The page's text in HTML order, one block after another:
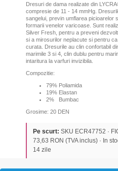
Dresuri de dama realizate din
compresie de 11 - 14 mmHg.
sangelui, previn umflarea picioarelor
formarii venelor varicoase. Sunt
Silver Fresh, pentru a preveni
si a mirosurilor neplacute si pentru
curata. Dresurile au clin confortabil
marimile 3 si 4, clin dublu pentru
intaritura la varfuri invizibila.
Compozitie:
79% Poliamida
19% Elastan
2% Bumbac
Grosime: 20 DEN
Pe scurt: SKU ECR47752 ·
73,63 RON (TVA inclus) · In
14 zile